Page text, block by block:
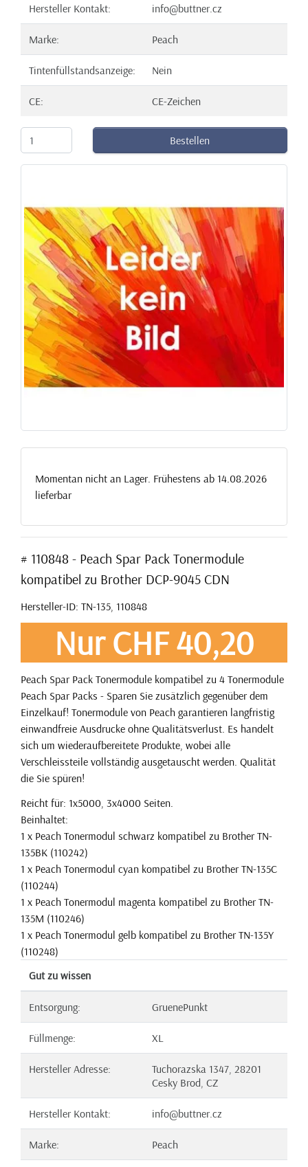
Hersteller Kontakt: info@buttner.cz
Marke: Peach
Tintenfüllstandsanzeige: Nein
CE: CE-Zeichen
Bestellen
Momentan nicht an Lager. Frühestens ab 14.08.2026
lieferbar
# 110848 - Peach Spar Pack Tonermodule
kompatibel zu Brother DCP-9045 CDN
Hersteller-ID: TN-135, 110848
Nur CHF 40,20
Peach Spar Pack Tonermodule kompatibel zu 4 Tonermodule
Peach Spar Packs - Sparen Sie zusätzlich gegenüber dem
Einzelkauf! Tonermodule von Peach garantieren langfristig
einwandfreie Ausdrucke ohne Qualitätsverlust. Es handelt
sich um wiederaufbereitete Produkte, wobei alle
Verschleissteile vollständig ausgetauscht werden. Qualität
die Sie spüren!
Reicht für: 1x5000, 3x4000 Seiten.
Beinhaltet:
1 x Peach Tonermodul schwarz kompatibel zu Brother TN-
135BK (110242)
1 x Peach Tonermodul cyan kompatibel zu Brother TN-135C
(110244)
1 x Peach Tonermodul magenta kompatibel zu Brother TN-
135M (110246)
1 x Peach Tonermodul gelb kompatibel zu Brother TN-135Y
(110248)
Gut zu wissen
Entsorgung: GruenePunkt
Füllmenge: XL
Hersteller Adresse:
Tuchorazska 1347, 28201
Cesky Brod, CZ
Hersteller Kontakt: info@buttner.cz
Marke: Peach